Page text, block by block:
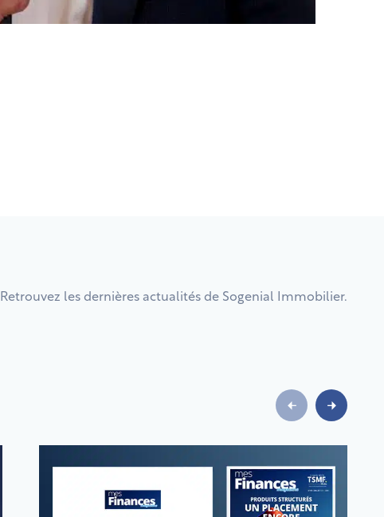
Retrouvez les dernières actualités de Sogenial Immobilier.